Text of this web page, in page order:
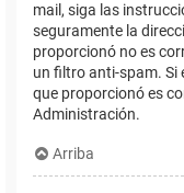
mail, siga las
seguramente la
proporcionó no es
un filtro anti-spam. Si
que proporcionó es
Administración.
Arriba